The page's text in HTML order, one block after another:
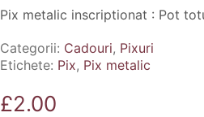
Pix metalic inscriptionat : Pot
Categorii: Cadouri, Pixuri
Etichete: Pix, Pix metalic
£2.00